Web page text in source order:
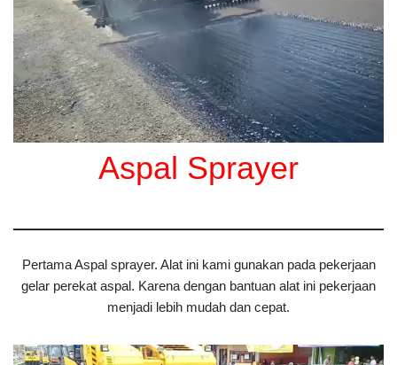
Aspal Sprayer
Pertama Aspal sprayer. Alat ini kami gunakan pada pekerjaan
gelar perekat aspal. Karena dengan bantuan alat ini pekerjaan
menjadi lebih mudah dan cepat.